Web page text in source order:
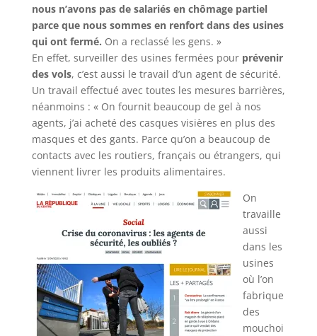
nous n’avons pas de salariés en chômage partiel
parce que nous sommes en renfort dans des usines
qui ont fermé. On a reclassé les gens. »
En effet, surveiller des usines fermées pour prévenir
des vols, c’est aussi le travail d’un agent de sécurité.
Un travail effectué avec toutes les mesures barrières,
néanmoins : « On fournit beaucoup de gel à nos
agents, j’ai acheté des casques visières en plus des
masques et des gants. Parce qu’on a beaucoup de
contacts avec les routiers, français ou étrangers, qui
viennent livrer les produits alimentaires.
On
travaille
aussi
dans les
usines
où l’on
fabrique
des
mouchoi